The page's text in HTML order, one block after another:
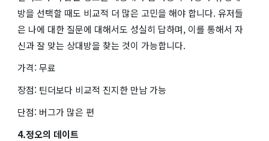
방을 선택할 때도 비교적 더 많은 고민을 해야 합니다. 유저들
은 나에 대한 질문에 대해서도 성실히 답하며, 이를 통해서 자
신과 잘 맞는 상대방을 찾는 것이 가능합니다.
가격: 무료
장점: 틴더보다 비교적 진지한 만남 가능
단점: 버그가 많은 편
4.정오의 데이트